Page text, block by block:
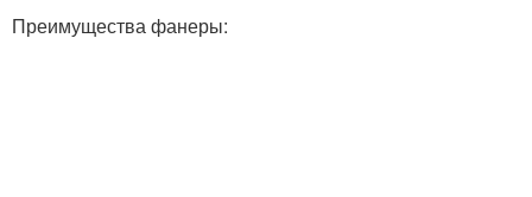
Преимущества фанеры: